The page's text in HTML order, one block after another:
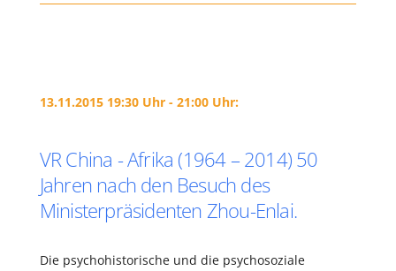
13.11.2015 19:30 Uhr - 21:00 Uhr:
VR China - Afrika (1964 – 2014) 50
Jahren nach den Besuch des
Ministerpräsidenten Zhou-Enlai.
Die psychohistorische und die psychosoziale